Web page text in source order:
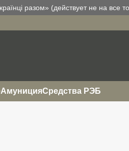
разом» (действует не на все
АмуницияСредства РЭБ